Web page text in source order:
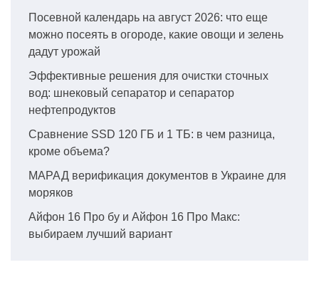
Посевной календарь на август 2026: что еще
можно посеять в огороде, какие овощи и зелень
дадут урожай
Эффективные решения для очистки сточных
вод: шнековый сепаратор и сепаратор
нефтепродуктов
Сравнение SSD 120 ГБ и 1 ТБ: в чем разница,
кроме объема?
МАРАД верификация документов в Украине для
моряков
Айфон 16 Про бу и Айфон 16 Про Макс:
выбираем лучший вариант